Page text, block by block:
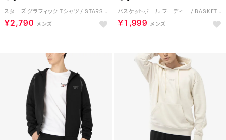
スターズ グラフィック Tシャツ / STARS GRAPHIC TEE （ブラック）
￥2,790
バスケットボール フーディー / BASKETBALL HOODIE （ブラック）
￥1,999